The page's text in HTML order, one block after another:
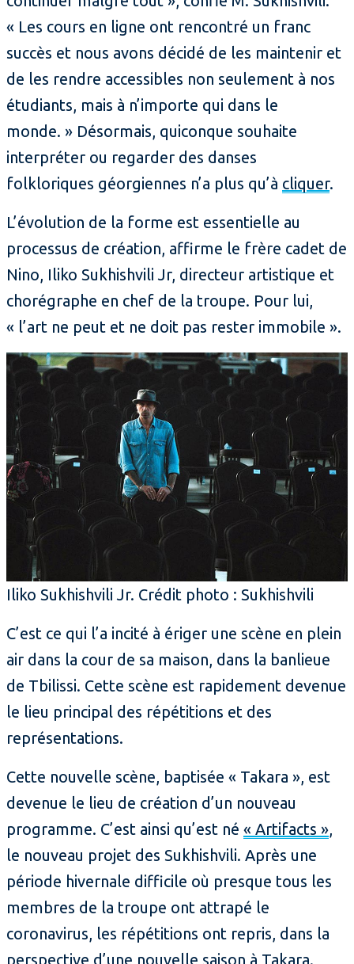
« Les cours en ligne ont rencontré un franc
succès et nous avons décidé de les maintenir et
de les rendre accessibles non seulement à nos
étudiants, mais à n’importe qui dans le
monde. » Désormais, quiconque souhaite
interpréter ou regarder des danses
folkloriques géorgiennes n’a plus qu’à cliquer.
L’évolution de la forme est essentielle au
processus de création, affirme le frère cadet de
Nino, Iliko Sukhishvili Jr, directeur artistique et
chorégraphe en chef de la troupe. Pour lui,
« l’art ne peut et ne doit pas rester immobile ».
Iliko Sukhishvili Jr. Crédit photo : Sukhishvili
C’est ce qui l’a incité à ériger une scène en plein
air dans la cour de sa maison, dans la banlieue
de Tbilissi. Cette scène est rapidement devenue
le lieu principal des répétitions et des
représentations.
Cette nouvelle scène, baptisée « Takara », est
devenue le lieu de création d’un nouveau
programme. C’est ainsi qu’est né « Artifacts »,
le nouveau projet des Sukhishvili. Après une
période hivernale difficile où presque tous les
membres de la troupe ont attrapé le
coronavirus, les répétitions ont repris, dans la
perspective d’une nouvelle saison à Takara.